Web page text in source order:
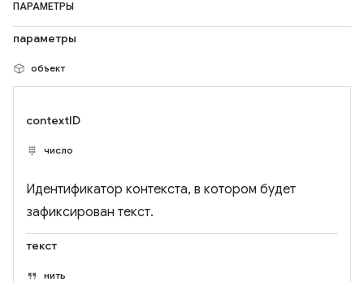
ПАРАМЕТРЫ
параметры
объект
contextID
число
Идентификатор контекста, в котором будет
зафиксирован текст.
текст
нить